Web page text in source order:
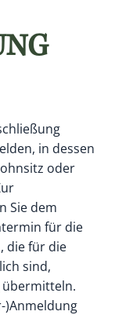
A
in dessen
oder
Sie dem
für die
die für die
sind,
)Anmeldung